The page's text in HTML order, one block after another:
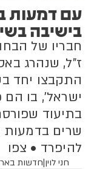
עם דמעות
בישיבה
חבריו של
ז"ל, שנהרג
התקבצו יחד
ישראל', בו
בתיעוד
שרים בדמעות
להיפרד • צפו
חני לוין|חדשות